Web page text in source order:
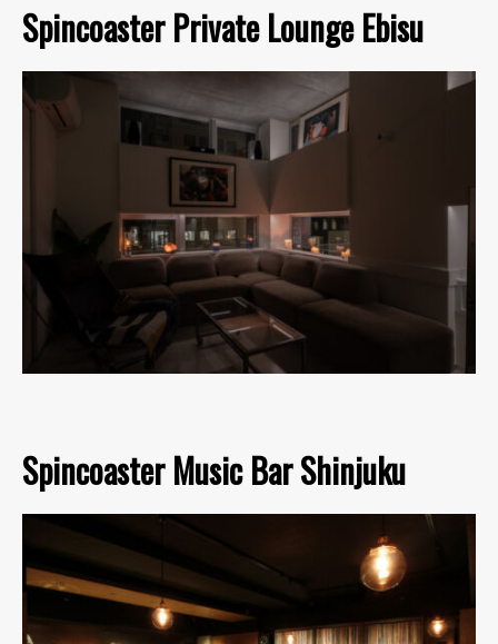
Spincoaster Private Lounge Ebisu
Spincoaster Music Bar Shinjuku